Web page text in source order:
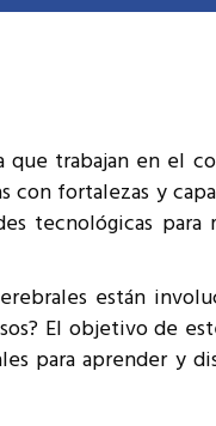
trabajan en el
fortalezas y
tecnológicas
están
El objetivo de
para aprender y